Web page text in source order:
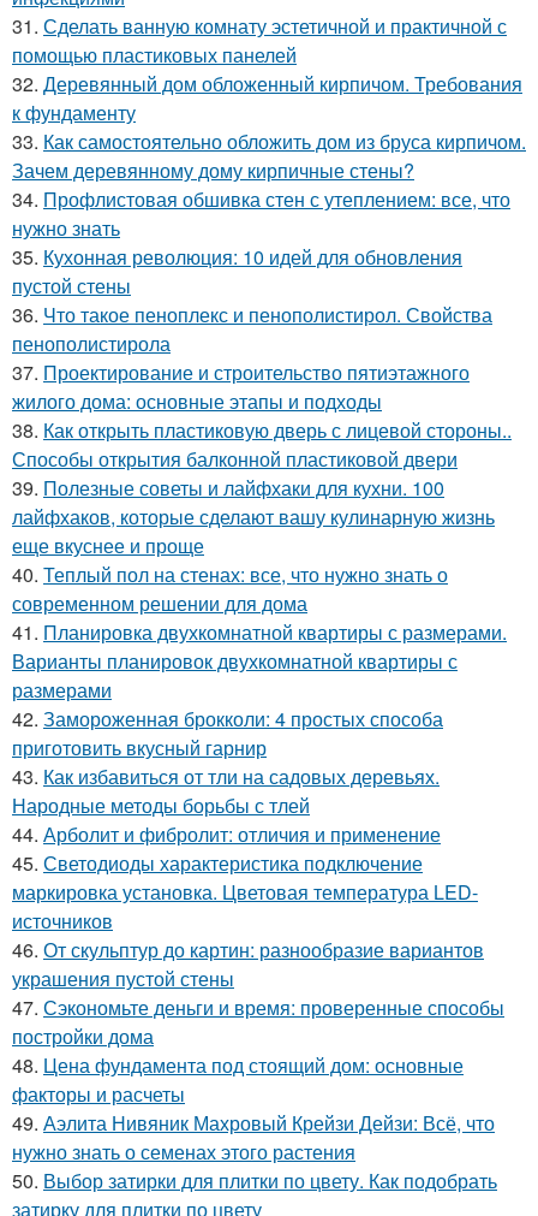
31. Сделать ванную комнату эстетичной и практичной с
помощью пластиковых панелей
32. Деревянный дом обложенный кирпичом. Требования
к фундаменту
33. Как самостоятельно обложить дом из бруса кирпичом.
Зачем деревянному дому кирпичные стены?
34. Профлистовая обшивка стен с утеплением: все, что
нужно знать
35. Кухонная революция: 10 идей для обновления
пустой стены
36. Что такое пеноплекс и пенополистирол. Свойства
пенополистирола
37. Проектирование и строительство пятиэтажного
жилого дома: основные этапы и подходы
38. Как открыть пластиковую дверь с лицевой стороны..
Способы открытия балконной пластиковой двери
39. Полезные советы и лайфхаки для кухни. 100
лайфхаков, которые сделают вашу кулинарную жизнь
еще вкуснее и проще
40. Теплый пол на стенах: все, что нужно знать о
современном решении для дома
41. Планировка двухкомнатной квартиры с размерами.
Варианты планировок двухкомнатной квартиры с
размерами
42. Замороженная брокколи: 4 простых способа
приготовить вкусный гарнир
43. Как избавиться от тли на садовых деревьях.
Народные методы борьбы с тлей
44. Арболит и фибролит: отличия и применение
45. Светодиоды характеристика подключение
маркировка установка. Цветовая температура LED-
источников
46. От скульптур до картин: разнообразие вариантов
украшения пустой стены
47. Сэкономьте деньги и время: проверенные способы
постройки дома
48. Цена фундамента под стоящий дом: основные
факторы и расчеты
49. Аэлита Нивяник Махровый Крейзи Дейзи: Всё, что
нужно знать о семенах этого растения
50. Выбор затирки для плитки по цвету. Как подобрать
затирку для плитки по цвету